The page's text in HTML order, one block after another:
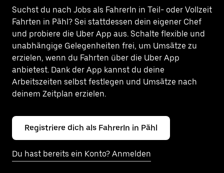
Suchst du nach Jobs als FahrerIn in Teil- oder Vollzeit
Fahrten in Pähl? Sei stattdessen dein eigener Chef
und probiere die Uber App aus. Schalte flexible und
unabhängige Gelegenheiten frei, um Umsätze zu
erzielen, wenn du Fahrten über die Uber App
anbietest. Dank der App kannst du deine
Arbeitszeiten selbst festlegen und Umsätze nach
deinem Zeitplan erzielen.
Registriere dich als FahrerIn in Pähl
Du hast bereits ein Konto? Anmelden